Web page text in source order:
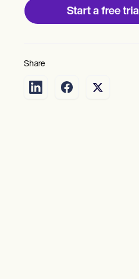
Start a free trial
Share